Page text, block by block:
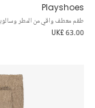
Playshoes
طقم معطف واقي من المطر
UK£ 63.00